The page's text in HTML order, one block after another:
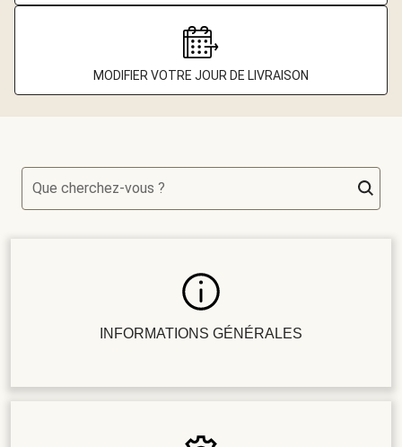
MODIFIER VOTRE JOUR DE LIVRAISON
Que cherchez-vous ?
INFORMATIONS GÉNÉRALES